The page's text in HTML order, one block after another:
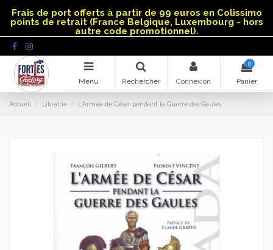
Frais de port offerts à partir de 99 euros en Colissimo
points de retrait (France Belgique, Luxembourg - hors
autre code promotionnel).
Menu Rechercher Connexion
0
Panier
Accueil Librairie L'Armée de César pendant la Guerre des Gaules